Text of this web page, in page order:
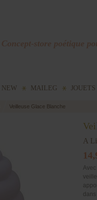
Concept-store poétique
NEW MAILEG JOUETS
Veilleuse Glace Blanche
A